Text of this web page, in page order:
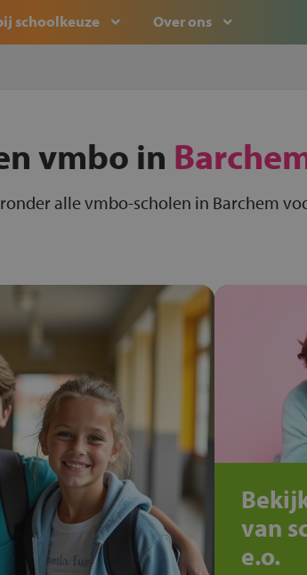
schoolkeuze Over ons
vmbo in
alle vmbo-scholen in Barchem
van
e.o.